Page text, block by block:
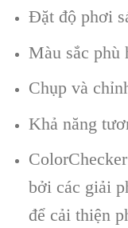
Đặt độ phơi
Màu sắc phù
Chụp và
Khả năng
bởi các giải
để cải thiện